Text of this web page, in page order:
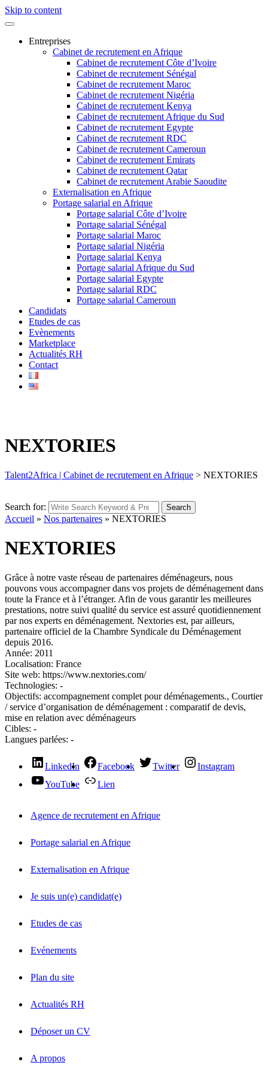
Skip to content
Entreprises
Cabinet de recrutement en Afrique
Cabinet de recrutement Côte d’Ivoire
Cabinet de recrutement Sénégal
Cabinet de recrutement Maroc
Cabinet de recrutement Nigéria
Cabinet de recrutement Kenya
Cabinet de recrutement Afrique du Sud
Cabinet de recrutement Egypte
Cabinet de recrutement RDC
Cabinet de recrutement Cameroun
Cabinet de recrutement Emirats
Cabinet de recrutement Qatar
Cabinet de recrutement Arabie Saoudite
Externalisation en Afrique
Portage salarial en Afrique
Portage salarial Côte d’Ivoire
Portage salarial Sénégal
Portage salarial Maroc
Portage salarial Nigéria
Portage salarial Kenya
Portage salarial Afrique du Sud
Portage salarial Egypte
Portage salarial RDC
Portage salarial Cameroun
Candidats
Etudes de cas
Evènements
Marketplace
Actualités RH
Contact
NEXTORIES
Talent2Africa | Cabinet de recrutement en Afrique > NEXTORIES
Search for: Search
Accueil » Nos partenaires » NEXTORIES
NEXTORIES
Grâce à notre vaste réseau de partenaires déménageurs, nous
pouvons vous accompagner dans vos projets de déménagement dans
toute la France et à l’étranger. Afin de vous garantir les meilleures
prestations, notre suivi qualité du service est assuré quotidiennement
par nos experts en déménagement. Nextories est, par ailleurs,
partenaire officiel de la Chambre Syndicale du Déménagement
depuis 2016.
Année: 2011
Localisation: France
Site web: https://www.nextories.com/
Technologies: -
Objectifs: accompagnement complet pour déménagements., Courtier
/ service d’organisation de déménagement : comparatif de devis,
mise en relation avec déménageurs
Cibles: -
Langues parlées: -
LinkedIn Facebook Twitter
Instagram
YouTube
Lien
Agence de recrutement en Afrique
Portage salarial en Afrique
Externalisation en Afrique
Je suis un(e) candidat(e)
Etudes de cas
Evénements
Plan du site
Actualités RH
Déposer un CV
A propos